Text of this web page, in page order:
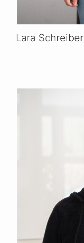
Lara Schreiber